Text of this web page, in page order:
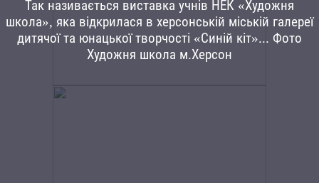
Так називається виставка учнів НЕК «Художня
школа», яка відкрилася в херсонській міській галереї
дитячої та юнацької творчості «Синій кіт»... Фото
Художня школа м.Херсон